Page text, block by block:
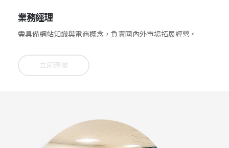
業務經理
需具備網站知識與電商概念，負責國內外市場拓展經營。
立即應徵